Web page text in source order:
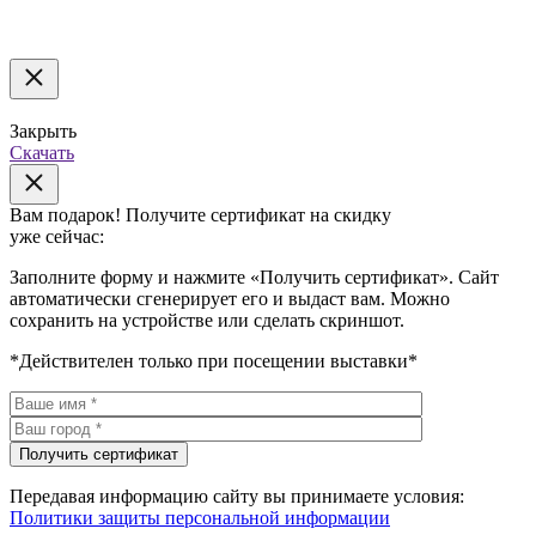
Закрыть
Скачать
Вам подарок! Получите сертификат на скидку
уже сейчас:
Заполните форму и нажмите «Получить сертификат». Сайт
автоматически сгенерирует его и выдаст вам. Можно
сохранить на устройстве или сделать скриншот.
*Действителен только при посещении выставки*
Передавая информацию сайту вы принимаете условия:
Политики защиты персональной информации